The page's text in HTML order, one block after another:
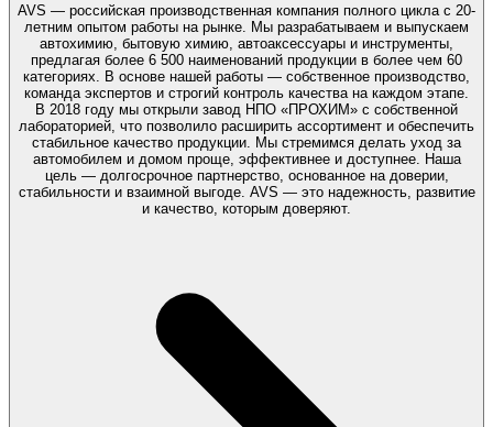
AVS — российская производственная компания полного цикла с 20-
летним опытом работы на рынке. Мы разрабатываем и выпускаем
автохимию, бытовую химию, автоаксессуары и инструменты,
предлагая более 6 500 наименований продукции в более чем 60
категориях. В основе нашей работы — собственное производство,
команда экспертов и строгий контроль качества на каждом этапе.
В 2018 году мы открыли завод НПО «ПРОХИМ» с собственной
лабораторией, что позволило расширить ассортимент и обеспечить
стабильное качество продукции. Мы стремимся делать уход за
автомобилем и домом проще, эффективнее и доступнее. Наша
цель — долгосрочное партнерство, основанное на доверии,
стабильности и взаимной выгоде. AVS — это надежность, развитие
и качество, которым доверяют.